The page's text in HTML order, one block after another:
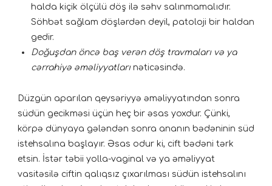
halda kiçik ölçülü döş ilə səhv salınmamalıdır.
Söhbət sağlam döşlərdən deyil, patoloji bir haldan
gedir.
Doğuşdan öncə baş verən döş travmaları və ya
cərrahiyə əməliyyatlarınəticəsində.
Düzgün aparılan qeysəriyyə əməliyyatından sonra
südün gecikməsi üçün heç bir əsas yoxdur. Çünki,
körpə dünyaya gələndən sonra ananın bədəninin süd
istehsalına başlayır. Əsas odur ki, cift bədəni tərk
etsin. İstər təbii yolla-vaginal və ya əməliyyat
vasitəsilə ciftin qalıqsız çıxarılması südün istehsalını